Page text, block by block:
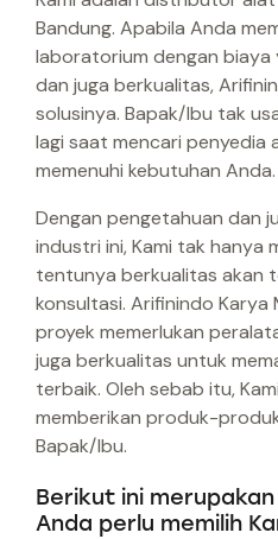
Bandung. Apabila Anda
laboratorium dengan
dan juga berkualitas,
solusinya. Bapak/Ibu tak
lagi saat mencari
memenuhi kebutuhan Anda.
Dengan pengetahuan dan
industri ini, Kami tak hanya
tentunya berkualitas akan
konsultasi. Arifinindo
proyek memerlukan
juga berkualitas untuk
terbaik. Oleh sebab itu,
memberikan produk-
Bapak/Ibu.
Berikut ini
Anda perlu memilih